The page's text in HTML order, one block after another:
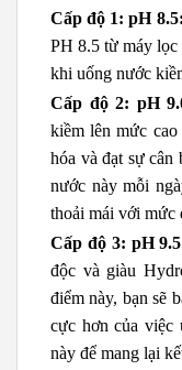
Cấp độ 1: pH 8.5:
PH 8.5 từ máy
khi uống nước
Cấp độ 2: pH
kiềm lên mức
hóa và đạt sự
nước này mỗi
thoải mái với mức
Cấp độ 3: pH
độc và giàu
điểm này, bạn sẽ
cực hơn của việc
này để mang lại